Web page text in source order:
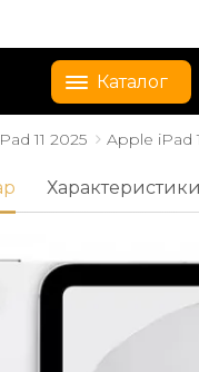
Каталог
11 2025 Apple iPad
Характеристики